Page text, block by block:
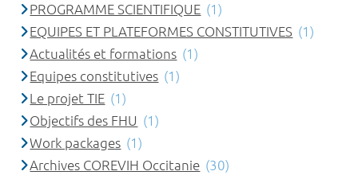
PROGRAMME SCIENTIFIQUE (1)
EQUIPES ET PLATEFORMES CONSTITUTIVES (1)
Actualités et formations (1)
Equipes constitutives (1)
Le projet TIE (1)
Objectifs des FHU (1)
Work packages (1)
Archives COREVIH Occitanie (30)